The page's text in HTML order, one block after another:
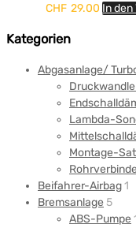
CHF 29.00 In den
Kategorien
Abgasanlage/
Lambda-
Montage-
Beifahrer-Airbag1
Bremsanlage 5
ABS-Pumpe